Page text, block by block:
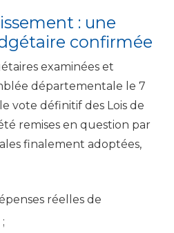
: une
confirmée
examinées et
départementale le 7
vote définitif des Lois de
remises en question par
finalement adoptées,
réelles de